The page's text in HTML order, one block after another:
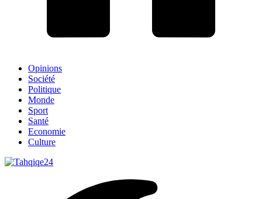
Opinions
Société
Politique
Monde
Sport
Santé
Economie
Culture